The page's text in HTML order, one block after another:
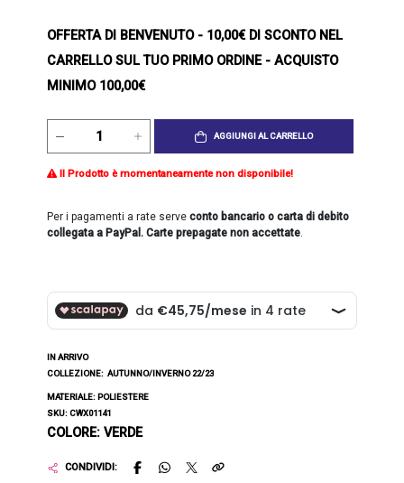
OFFERTA DI BENVENUTO- 10,00€ DI SCONTO NEL
CARRELLO SUL TUO PRIMO ORDINE - ACQUISTO
MINIMO 100,00€
AGGIUNGI AL CARRELLO
Il Prodotto è momentaneamente non disponibile!
Per i pagamenti a rate serveconto bancario o carta di debito
collegata a PayPal. Carte prepagate non accettate.
IN ARRIVO
COLLEZIONE: AUTUNNO/INVERNO 22/23
MATERIALE: POLIESTERE
SKU: CWX01141
COLORE: VERDE
CONDIVIDI: